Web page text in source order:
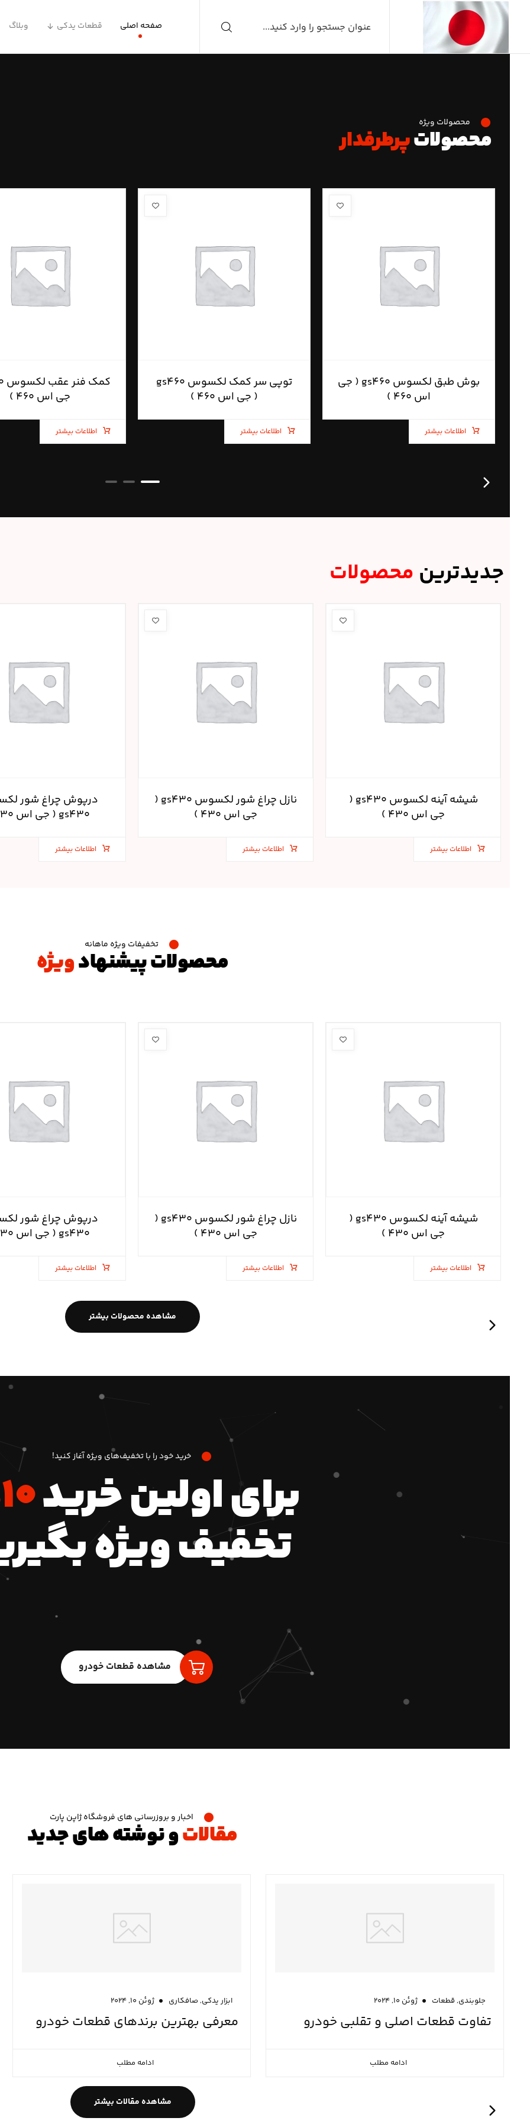
صفحه اصلی قطعات یدکی وبلاگ
محصولات ویژه
محصولاتپرطرفدار
بوش طبق لکسوس gs۴۶۰ ( جی
اس ۴۶۰ )
اطلاعات بیشتر
توپی سر کمک لکسوس gs۴۶۰
( جی اس ۴۶۰ )
اطلاعات بیشتر
جی اس ۴۶۰ )
اطلاعات بیشتر
جدیدترین محصولات
شیشه آینه لکسوس gs۴۳۰ (
جی اس ۴۳۰ )
اطلاعات بیشتر
نازل چراغ شور لکسوس gs۴۳۰ (
جی اس ۴۳۰ )
اطلاعات بیشتر
درپوش چراغ شور
gs۴۳۰ ( جی اس ۴۳۰ )
اطلاعات بیشتر
تخفیفات ویژه ماهانه
محصولات پیشنهادویژه
شیشه آینه لکسوس gs۴۳۰ (
جی اس ۴۳۰ )
اطلاعات بیشتر
نازل چراغ شور لکسوس gs۴۳۰ (
جی اس ۴۳۰ )
اطلاعات بیشتر
درپوش چراغ شور
gs۴۳۰ ( جی اس ۴۳۰ )
اطلاعات بیشتر
مشاهده محصولات بیشتر
خرید خود را با تخفیف‌های ویژه آغاز کنید!
برای اولین خرید۱۰٪
تخفیف ویژه
مشاهده قطعات خودرو
اخبار و بروزرسانی های فروشگاه ژاپن پارت
مقالاتو نوشته های جدید
جلوبندی, قطعات ژوئن ۱۰, ۲۰۲۴
تفاوت قطعات اصلی و تقلبی خودرو
ادامه مطلب
ابزار یدکی,صافکاری ژوئن ۱۰, ۲۰۲۴
معرفی بهترین برندهای قطعات خودرو
ادامه مطلب
مشاهده مقالات بیشتر